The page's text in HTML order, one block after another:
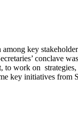
key
conclave
work on
key initiatives from